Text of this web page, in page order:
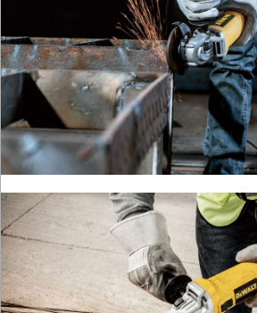
PNEUMATYCZNE
AKCESORIA
KOMPRESORY
NARZĘDZIA
SPAWALNICTWO
URZĄDZENIA
ROZRUCHOWE
PROSTOWNIKI
OSPRZĘT